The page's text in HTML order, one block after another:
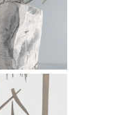
strojeva? Premda
konzistentan pojam,
može se kazati da
forme sazdane od
u paradi raznovrsno
materijala. Važno je,
asamblaži i